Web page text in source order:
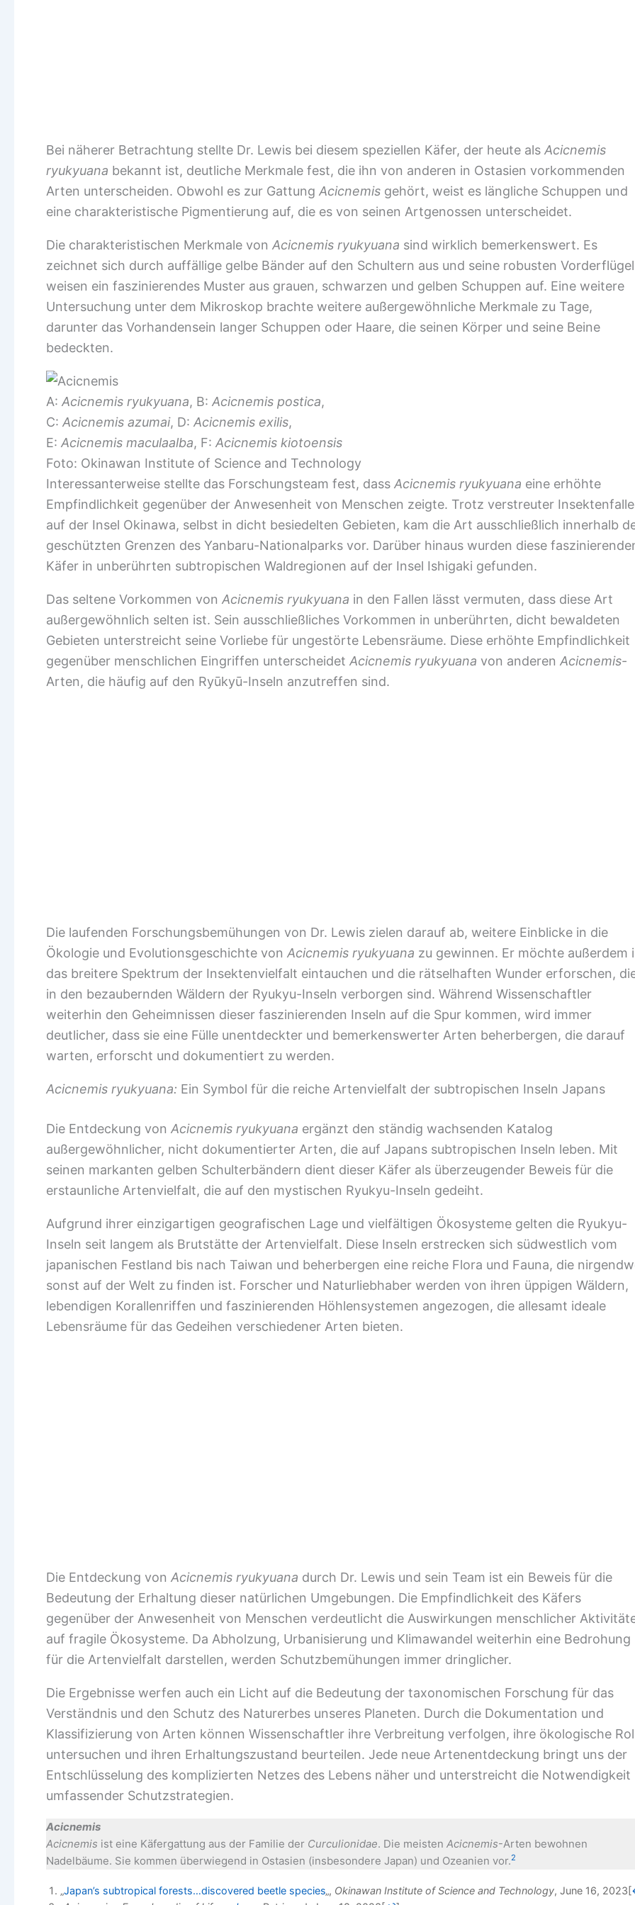
Bei näherer Betrachtung stellte Dr. Lewis bei diesem speziellen Käfer, der heute als Acicnemis
ryukyuana bekannt ist, deutliche Merkmale fest, die ihn von anderen in Ostasien vorkommenden
Arten unterscheiden. Obwohl es zur Gattung Acicnemis gehört, weist es längliche Schuppen und
eine charakteristische Pigmentierung auf, die es von seinen Artgenossen unterscheidet.
Die charakteristischen Merkmale von Acicnemis ryukyuana sind wirklich bemerkenswert. Es
zeichnet sich durch auffällige gelbe Bänder auf den Schultern aus und seine robusten Vorderflügel
weisen ein faszinierendes Muster aus grauen, schwarzen und gelben Schuppen auf. Eine weitere
Untersuchung unter dem Mikroskop brachte weitere außergewöhnliche Merkmale zu Tage,
darunter das Vorhandensein langer Schuppen oder Haare, die seinen Körper und seine Beine
bedeckten.
A: Acicnemis ryukyuana, B: Acicnemis postica,
C: Acicnemis azumai, D: Acicnemis exilis,
E: Acicnemis maculaalba, F: Acicnemis kiotoensis
Foto: Okinawan Institute of Science and Technology
Interessanterweise stellte das Forschungsteam fest, dass Acicnemis ryukyuana eine erhöhte
Empfindlichkeit gegenüber der Anwesenheit von Menschen zeigte. Trotz verstreuter
auf der Insel Okinawa, selbst in dicht besiedelten Gebieten, kam die Art ausschließlich innerhalb
geschützten Grenzen des Yanbaru-Nationalparks vor. Darüber hinaus wurden diese
Käfer in unberührten subtropischen Waldregionen auf der Insel Ishigaki gefunden.
Das seltene Vorkommen von Acicnemis ryukyuana in den Fallen lässt vermuten, dass diese Art
außergewöhnlich selten ist. Sein ausschließliches Vorkommen in unberührten, dicht bewaldeten
Gebieten unterstreicht seine Vorliebe für ungestörte Lebensräume. Diese erhöhte Empfindlichkeit
gegenüber menschlichen Eingriffen unterscheidet Acicnemis ryukyuana von anderen Acicnemis-
Arten, die häufig auf den Ryūkyū-Inseln anzutreffen sind.
Die laufenden Forschungsbemühungen von Dr. Lewis zielen darauf ab, weitere Einblicke in die
Ökologie und Evolutionsgeschichte von Acicnemis ryukyuana zu gewinnen. Er möchte außerdem
das breitere Spektrum der Insektenvielfalt eintauchen und die rätselhaften Wunder erforschen,
in den bezaubernden Wäldern der Ryukyu-Inseln verborgen sind. Während Wissenschaftler
weiterhin den Geheimnissen dieser faszinierenden Inseln auf die Spur kommen, wird immer
deutlicher, dass sie eine Fülle unentdeckter und bemerkenswerter Arten beherbergen, die darauf
warten, erforscht und dokumentiert zu werden.
Acicnemis ryukyuana: Ein Symbol für die reiche Artenvielfalt der subtropischen Inseln Japans
Die Entdeckung von Acicnemis ryukyuana ergänzt den ständig wachsenden Katalog
außergewöhnlicher, nicht dokumentierter Arten, die auf Japans subtropischen Inseln leben. Mit
seinen markanten gelben Schulterbändern dient dieser Käfer als überzeugender Beweis für die
erstaunliche Artenvielfalt, die auf den mystischen Ryukyu-Inseln gedeiht.
Aufgrund ihrer einzigartigen geografischen Lage und vielfältigen Ökosysteme gelten die Ryukyu-
Inseln seit langem als Brutstätte der Artenvielfalt. Diese Inseln erstrecken sich südwestlich vom
japanischen Festland bis nach Taiwan und beherbergen eine reiche Flora und Fauna, die
sonst auf der Welt zu finden ist. Forscher und Naturliebhaber werden von ihren üppigen Wäldern,
lebendigen Korallenriffen und faszinierenden Höhlensystemen angezogen, die allesamt ideale
Lebensräume für das Gedeihen verschiedener Arten bieten.
Die Entdeckung von Acicnemis ryukyuana durch Dr. Lewis und sein Team ist ein Beweis für die
Bedeutung der Erhaltung dieser natürlichen Umgebungen. Die Empfindlichkeit des Käfers
gegenüber der Anwesenheit von Menschen verdeutlicht die Auswirkungen menschlicher
auf fragile Ökosysteme. Da Abholzung, Urbanisierung und Klimawandel weiterhin eine Bedrohung
für die Artenvielfalt darstellen, werden Schutzbemühungen immer dringlicher.
Die Ergebnisse werfen auch ein Licht auf die Bedeutung der taxonomischen Forschung für das
Verständnis und den Schutz des Naturerbes unseres Planeten. Durch die Dokumentation und
Klassifizierung von Arten können Wissenschaftler ihre Verbreitung verfolgen, ihre ökologische
untersuchen und ihren Erhaltungszustand beurteilen. Jede neue Artenentdeckung bringt uns der
Entschlüsselung des komplizierten Netzes des Lebens näher und unterstreicht die Notwendigkeit
umfassender Schutzstrategien.
Acicnemis
Acicnemis ist eine Käfergattung aus der Familie der Curculionidae. Die meisten Acicnemis-Arten bewohnen
Nadelbäume. Sie kommen überwiegend in Ostasien (insbesondere Japan) und Ozeanien vor.2
„Japan’s subtropical forests…discovered beetle species„, Okinawan Institute of Science and Technology, June 16, 2023 [